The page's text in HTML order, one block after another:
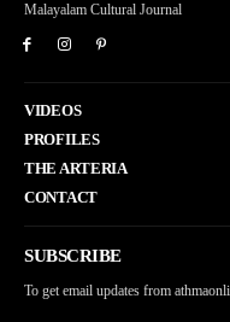
Malayalam Cultural Journal
VIDEOS
PROFILES
THE ARTERIA
CONTACT
SUBSCRIBE
To get email updates from